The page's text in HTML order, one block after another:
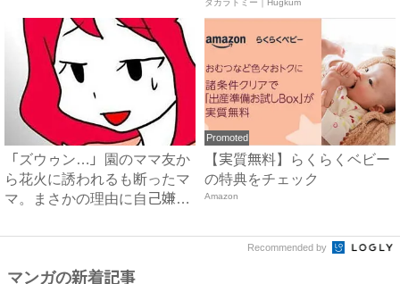
ア ...
タカラトミー｜Hugkum
「ズウゥン…」園のママ友か
ら花火に誘われるも断ったマ
マ。まさかの理由に自己嫌悪
Promoted
【実質無料】らくらくベビー
の特典をチェック
Amazon
Recommended by
マンガの新着記事